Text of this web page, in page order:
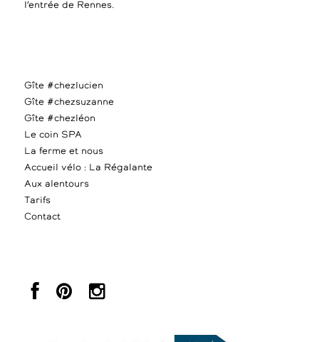
l’entrée de Rennes.
Gîte #chezlucien
Gîte #chezsuzanne
Gîte #chezléon
Le coin SPA
La ferme et nous
Accueil vélo : La Régalante
Aux alentours
Tarifs
Contact